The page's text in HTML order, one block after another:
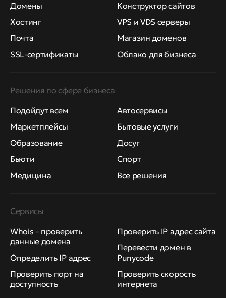
Домены
Хостинг
Почта
SSL-сертификаты
Конструктор сайтов
VPS и VDS серверы
Магазин доменов
Облако для бизнеса
Решения по сфере бизнеса
Подойдут всем
Маркетплейсы
Образование
Бьюти
Медицина
Автосервисы
Бытовые услуги
Досуг
Спорт
Все решения
Сервисы
Whois – проверить
данные домена
Определить IP адрес
Проверить порт на
доступность
Проверить IP адрес сайта
Перевести домен в
Punycode
Проверить скорость
интернета